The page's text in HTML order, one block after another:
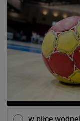
w piłce wodnej